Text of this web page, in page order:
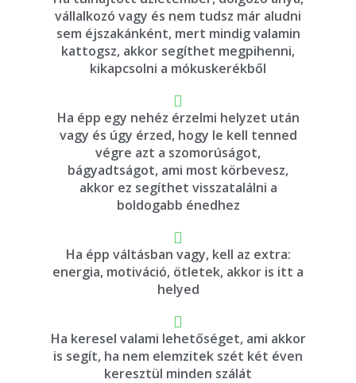
vállalkozó vagy és nem tudsz már aludni
sem éjszakánként, mert mindig valamin
kattogsz, akkor segíthet megpihenni,
kikapcsolni a mókuskerékből
Ha épp egy nehéz érzelmi helyzet után
vagy és úgy érzed, hogy le kell tenned
végre azt a szomorúságot,
bágyadtságot, ami most körbevesz,
akkor ez segíthet visszatalálni a
boldogabb énedhez
Ha épp váltásban vagy, kell az extra:
energia, motiváció, ötletek, akkor is itt a
helyed
Ha keresel valami lehetőséget, ami akkor
is segít, ha nem elemzitek szét két éven
keresztül minden szálát